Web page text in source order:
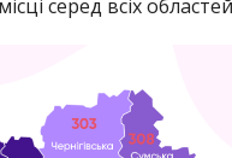
серед всіх